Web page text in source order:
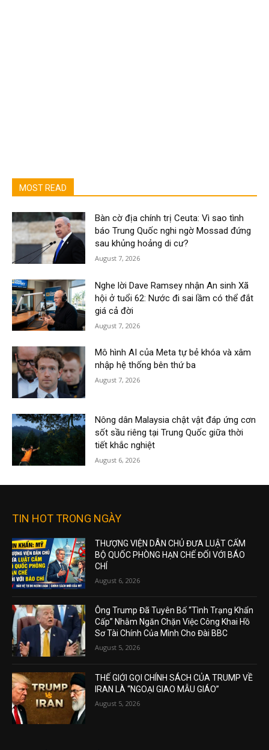
MOST READ
Bàn cờ địa chính trị Ceuta: Vì sao tình
báo Trung Quốc nghi ngờ Mossad đứng
sau khủng hoảng di cư?
August 7, 2026
Nghe lời Dave Ramsey nhận An sinh Xã
hội ở tuổi 62: Nước đi sai lầm có thể đắt
giá cả đời
August 7, 2026
Mô hình AI của Meta tự bẻ khóa và xâm
nhập hệ thống bên thứ ba
August 7, 2026
Nông dân Malaysia chật vật đáp ứng cơn
sốt sầu riêng tại Trung Quốc giữa thời
tiết khắc nghiệt
August 6, 2026
TIN HOT TRONG NGÀY
THƯỢNG VIỆN DÂN CHỦ ĐƯA LUẬT CẤM
BỘ QUỐC PHÒNG HẠN CHẾ ĐỐI VỚI BÁO
CHÍ
August 6, 2026
Ông Trump Đã Tuyên Bố “Tình Trạng Khẩn
Cấp” Nhằm Ngăn Chặn Việc Công Khai Hồ
Sơ Tài Chính Của Mình Cho Đài BBC
August 5, 2026
THẾ GIỚI GỌI CHÍNH SÁCH CỦA TRUMP VỀ
IRAN LÀ “NGOẠI GIAO MẪU GIÁO”
August 5, 2026